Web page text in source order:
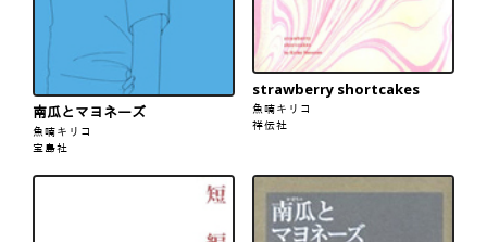
南瓜とマヨネーズ
魚喃キリコ
宝島社
strawberry shortcakes
魚喃キリコ
祥伝社